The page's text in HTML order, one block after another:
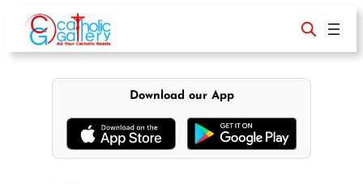
content
Download our App